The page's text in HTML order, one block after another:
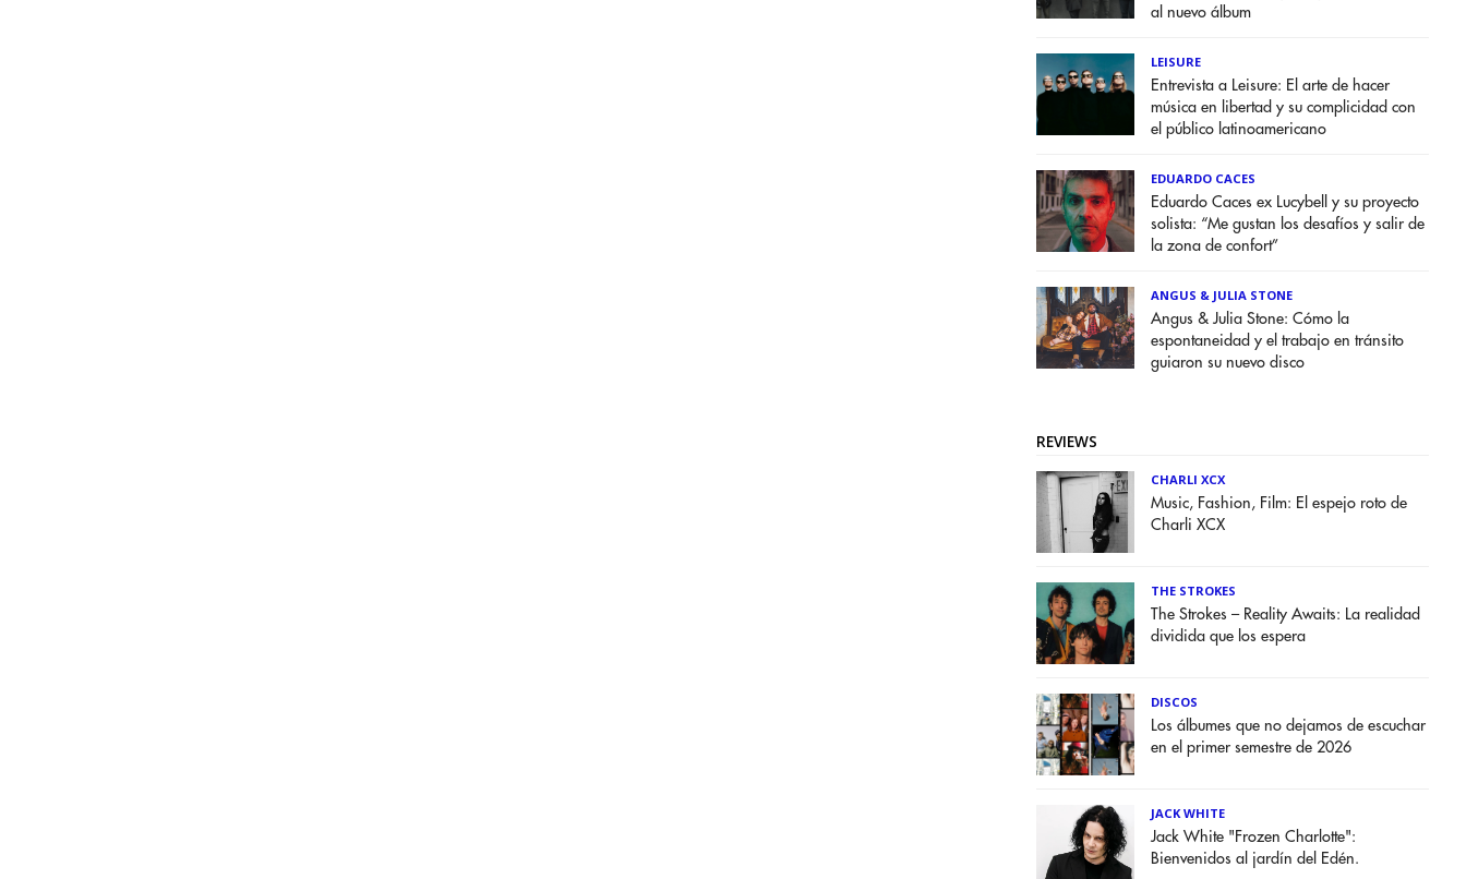
al nuevo álbum
LEISURE
Entrevista a Leisure: El arte de hacer
música en libertad y su complicidad con
el público latinoamericano
EDUARDO CACES
Eduardo Caces ex Lucybell y su proyecto
solista: “Me gustan los desafíos y salir de
la zona de confort”
ANGUS & JULIA STONE
Angus & Julia Stone: Cómo la
espontaneidad y el trabajo en tránsito
guiaron su nuevo disco
REVIEWS
CHARLI XCX
Music, Fashion, Film: El espejo roto de
Charli XCX
THE STROKES
The Strokes – Reality Awaits: La realidad
dividida que los espera
DISCOS
Los álbumes que no dejamos de escuchar
en el primer semestre de 2026
JACK WHITE
Jack White "Frozen Charlotte":
Bienvenidos al jardín del Edén.